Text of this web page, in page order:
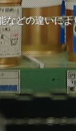
などの違いによ